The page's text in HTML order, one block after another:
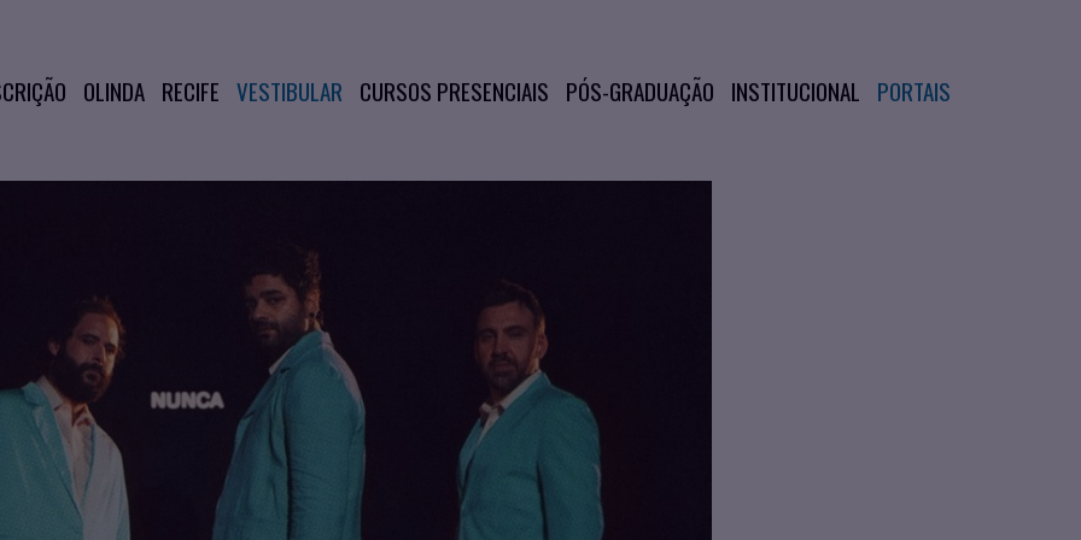
OLINDA RECIFE VESTIBULAR CURSOS PRESENCIAIS PÓS-GRADUAÇÃO INSTITUCIONAL PORTAIS